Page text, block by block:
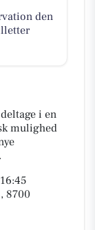
den
i en
mulighed
8700